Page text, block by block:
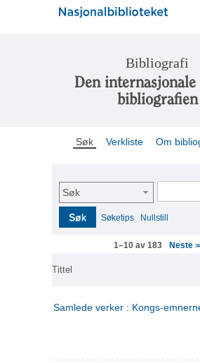
Bibliografi
Den internasjonale
bibliografien
Søk Verkliste Om
Søk
Søk Søketips Nullstill
1–10 av 183 Neste
Tittel
Samlede verker : Kongs-